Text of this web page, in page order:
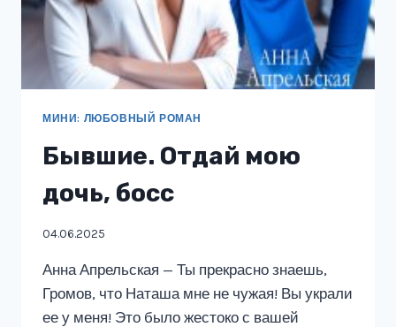
МИНИ: ЛЮБОВНЫЙ РОМАН
Бывшие. Отдай мою
дочь, босс
04.06.2025
Анна Апрельская — Ты прекрасно знаешь,
Громов, что Наташа мне не чужая! Вы украли
ее у меня! Это было жестоко с вашей